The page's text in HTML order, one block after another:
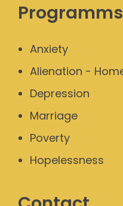
Programms
Anxiety
Alienation -
Depression
Marriage
Poverty
Hopelessness